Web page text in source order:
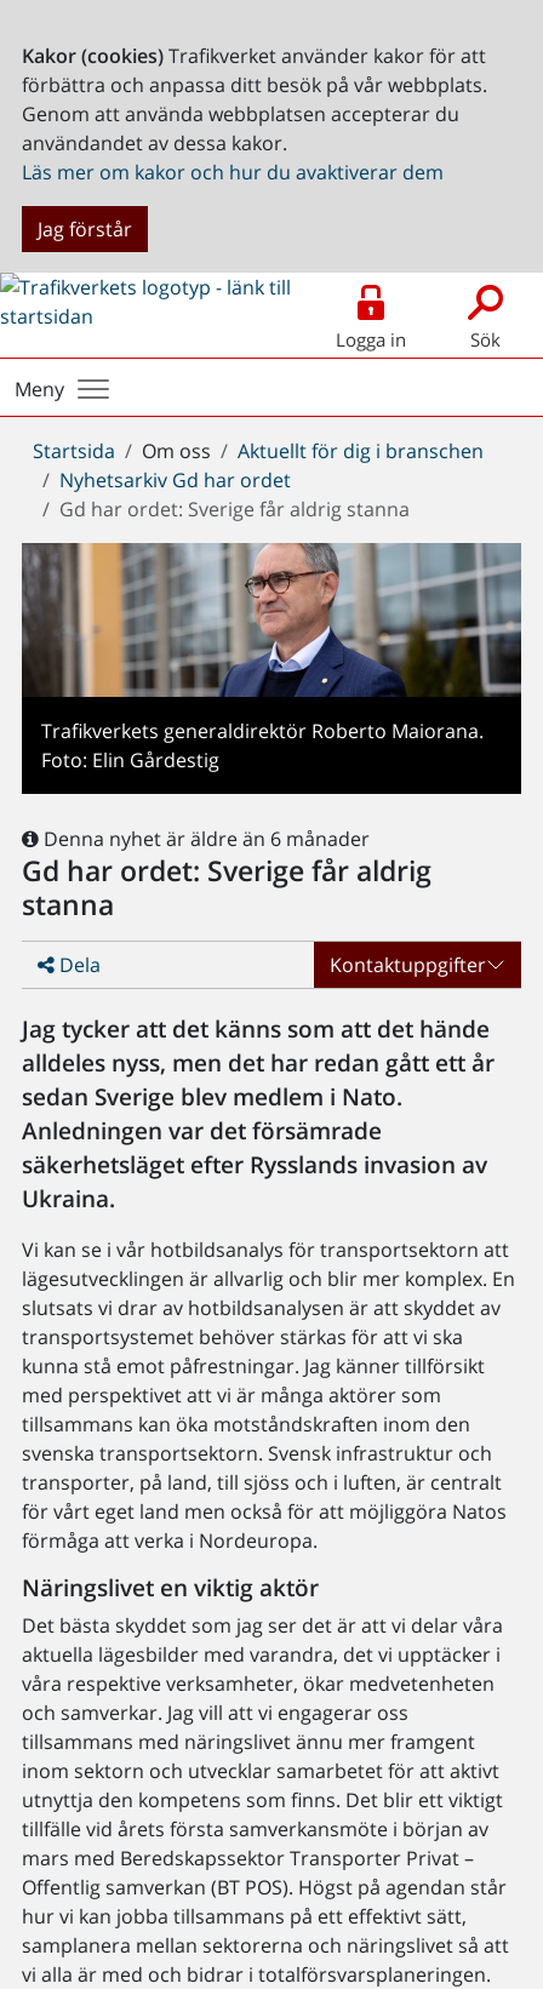
Kakor (cookies)Trafikverket använder kakor för att
förbättra och anpassa ditt besök på vår webbplats.
Genom att använda webbplatsen accepterar du
användandet av dessa kakor.
Läs mer om kakor och hur du avaktiverar dem
Jag förstår
Logga in Sök
Meny
Du
är
här:
Startsida Om oss
Aktuellt för dig i branschen
Nyhetsarkiv Gd har ordet
Gd har ordet: Sverige får aldrig stanna
Trafikverkets generaldirektör Roberto Maiorana.
Foto: Elin Gårdestig
Denna nyhet är äldre än 6 månader
Gd har ordet: Sverige får aldrig
stanna
Dela Kontaktuppgifter
Jag tycker att det känns som att det hände
alldeles nyss, men det har redan gått ett år
sedan Sverige blev medlem i Nato.
Anledningen var det försämrade
säkerhetsläget efter Rysslands invasion av
Ukraina.
Vi kan se i vår hotbildsanalys för transportsektorn att
lägesutvecklingen är allvarlig och blir mer komplex. En
slutsats vi drar av hotbildsanalysen är att skyddet av
transportsystemet behöver stärkas för att vi ska
kunna stå emot påfrestningar. Jag känner tillförsikt
med perspektivet att vi är många aktörer som
tillsammans kan öka motståndskraften inom den
svenska transportsektorn. Svensk infrastruktur och
transporter, på land, till sjöss och i luften, är centralt
för vårt eget land men också för att möjliggöra Natos
förmåga att verka i Nordeuropa.
Näringslivet en viktig aktör
Det bästa skyddet som jag ser det är att vi delar våra
aktuella lägesbilder med varandra, det vi upptäcker i
våra respektive verksamheter, ökar medvetenheten
och samverkar. Jag vill att vi engagerar oss
tillsammans med näringslivet ännu mer framgent
inom sektorn och utvecklar samarbetet för att aktivt
utnyttja den kompetens som finns. Det blir ett viktigt
tillfälle vid årets första samverkansmöte i början av
mars med Beredskapssektor Transporter Privat –
Offentlig samverkan (BT POS). Högst på agendan står
hur vi kan jobba tillsammans på ett effektivt sätt,
samplanera mellan sektorerna och näringslivet så att
vi alla är med och bidrar i totalförsvarsplaneringen.